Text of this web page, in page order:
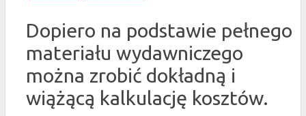
Dopiero na podstawie pełnego
materiału wydawniczego
można zrobić dokładną i
wiążącą kalkulację kosztów.